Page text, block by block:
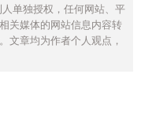
单独授权，任何网站、平
关媒体的网站信息内容转
文章均为作者个人观点，